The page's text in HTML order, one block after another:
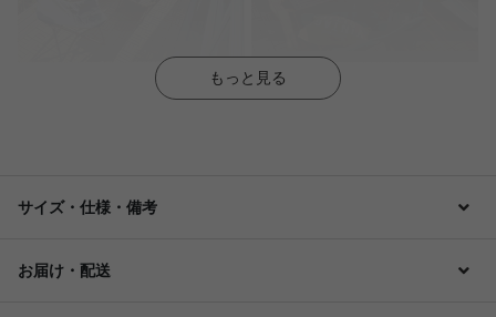
もっと見る
サイズ・仕様・備考
お届け・配送